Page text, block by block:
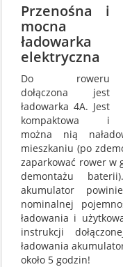
Przenośna i
mocna
ładowarka
elektryczna
Do roweru
dołączona jest
ładowarka 4A. Jest
kompaktowa i
można nią
mieszkaniu (po
zaparkować rower w
demontażu
akumulator
nominalnej
ładowania i
instrukcji
ładowania
około 5 godzin!